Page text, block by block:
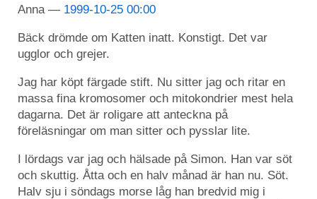
Anna 1999-10-25 00:00
Bäck drömde om Katten inatt. Konstigt. Det var
ugglor och grejer.
Jag har köpt färgade stift. Nu sitter jag och ritar en
massa fina kromosomer och mitokondrier mest hela
dagarna. Det är roligare att anteckna på
föreläsningar om man sitter och pysslar lite.
I lördags var jag och hälsade på Simon. Han var söt
och skuttig. Åtta och en halv månad är han nu. Söt.
Halv sju i söndags morse låg han bredvid mig i